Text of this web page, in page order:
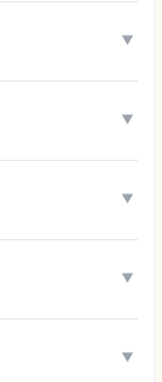
▼
▼
▼
▼
▼